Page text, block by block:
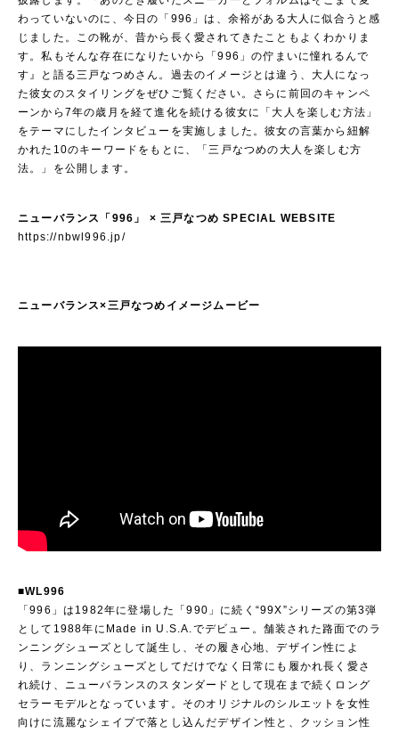
わっていないのに、今日の「996」は、余裕がある大人に似合うと感
じました。この靴が、昔から長く愛されてきたこともよくわかりま
す。私もそんな存在になりたいから「996」の佇まいに憧れるんで
す』と語る三戸なつめさん。過去のイメージとは違う、大人になっ
た彼女のスタイリングをぜひご覧ください。さらに前回のキャンペ
ーンから7年の歳月を経て進化を続ける彼女に「大人を楽しむ方法」
をテーマにしたインタビューを実施しました。彼女の言葉から紐解
かれた10のキーワードをもとに、「三戸なつめの大人を楽しむ方
法。」を公開します。
ニューバランス「996」 × 三戸なつめ SPECIAL WEBSITE
https://nbwl996.jp/
ニューバランス×三戸なつめイメージムービー
■WL996
「996」は1982年に登場した「990」に続く“99X”シリーズの第3弾
として1988年にMade in U.S.A.でデビュー。舗装された路面でのラ
ンニングシューズとして誕生し、その履き心地、デザイン性によ
り、ランニングシューズとしてだけでなく日常にも履かれ長く愛さ
れ続け、ニューバランスのスタンダードとして現在まで続くロング
セラーモデルとなっています。そのオリジナルのシルエットを女性
向けに流麗なシェイプで落とし込んだデザイン性と、クッション性